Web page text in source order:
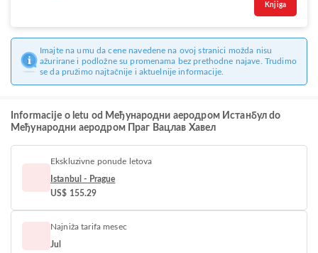
Knjiga
Imajte na umu da cene navedene na ovoj stranici možda nisu
ažurirane i podložne su promenama bez prethodne najave. Trudimo
se da pružimo najtačnije i aktuelnije informacije.
Informacije o letu od Међународни аеродром Истанбул do
Међународни аеродром Праг Вацлав Хавел
Ekskluzivne ponude letova
Istanbul - Prague
US$ 155.29
Najniža tarifa mesec
Jul